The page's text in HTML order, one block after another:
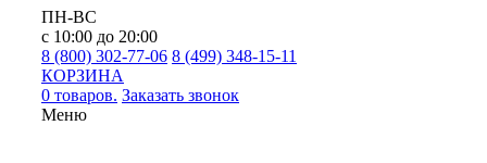
ПН-ВС
с 10:00 до 20:00
8 (800) 302-77-06 8 (499) 348-15-11
КОРЗИНА
0 товаров. Заказать звонок
Меню